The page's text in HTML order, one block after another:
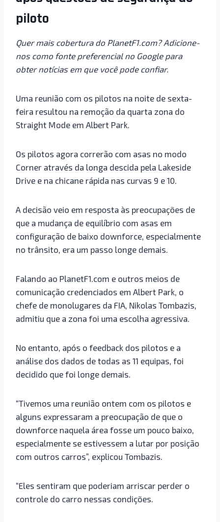
piloto
Quer mais cobertura do PlanetF1.com? Adicione-
nos como fonte preferencial no Google para
obter notícias em que você pode confiar.
Uma reunião com os pilotos na noite de sexta-
feira resultou na remoção da quarta zona do
Straight Mode em Albert Park.
Os pilotos agora correrão com asas no modo
Corner através da longa descida pela Lakeside
Drive e na chicane rápida nas curvas 9 e 10.
A decisão veio em resposta às preocupações de
que a mudança de equilíbrio com asas em
configuração de baixo downforce, especialmente
no trânsito, era um passo longe demais.
Falando ao PlanetF1.com e outros meios de
comunicação credenciados em Albert Park, o
chefe de monolugares da FIA, Nikolas Tombazis,
admitiu que a zona foi uma escolha agressiva.
No entanto, após o feedback dos pilotos e a
análise dos dados de todas as 11 equipas, foi
decidido que foi longe demais.
“Tivemos uma reunião ontem com os pilotos e
alguns expressaram a preocupação de que o
downforce naquela área fosse um pouco baixo,
especialmente se estivessem a lutar por posição
com outros carros”, explicou Tombazis.
“Eles sentiram que poderiam arriscar perder o
controle do carro nessas condições.